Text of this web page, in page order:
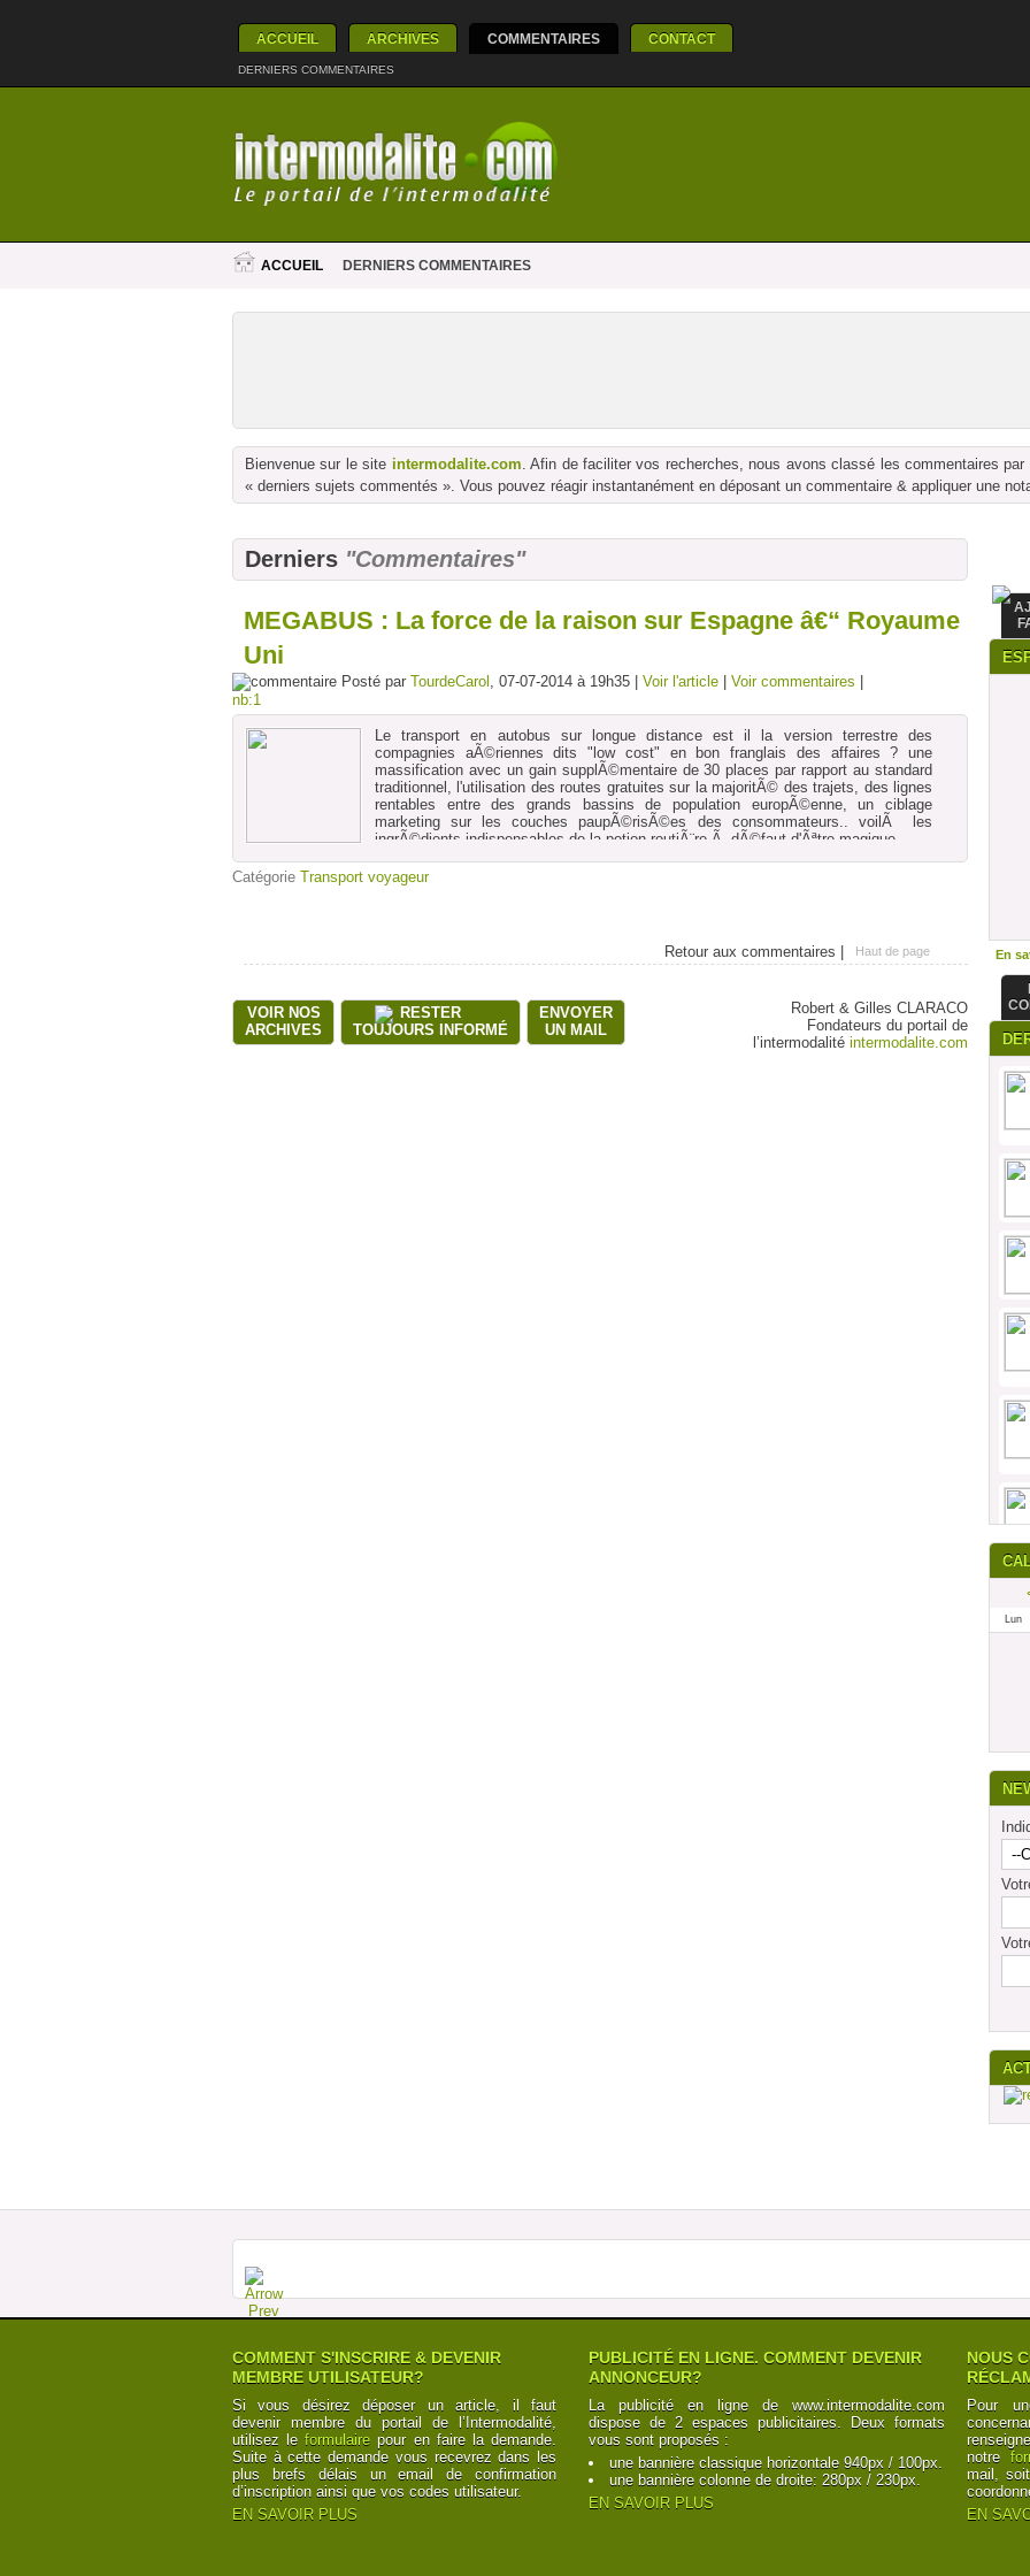
ACCUEIL ARCHIVES COMMENTAIRES CONTACT
DERNIERS COMMENTAIRES
ACCUEIL DERNIERS COMMENTAIRES
Bienvenue sur le site intermodalite.com. Afin de faciliter vos recherches, nous avons classé les commentaires
« derniers sujets commentés ». Vous pouvez réagir instantanément en déposant un commentaire & appliquer une
Derniers "Commentaires"
MEGABUS : La force de la raison sur Espagne â€“ Royaume
Uni
Posté par TourdeCarol , 07-07-2014 à 19h35 | Voir l'article Voir commentaires
nb:1
Le transport en autobus sur longue distance est il la version terrestre des
compagnies aÃ©riennes dits "low cost" en bon franglais des affaires ? une
massification avec un gain supplÃ©mentaire de 30 places par rapport au standard
traditionnel, l'utilisation des routes gratuites sur la majoritÃ© des trajets, des lignes
rentables entre des grands bassins de population europÃ©enne, un ciblage
marketing sur les couches paupÃ©risÃ©es des consommateurs.. voilÃ les
ingrÃ©dients indispensables de la potion routiÃ¨re Ã dÃ©faut d'Ãªtre magique.
Il ne manque plus que les petites villes versent des subventions pour obtenir des
arrÃªts de Megabus pour couronner le tout
Catégorie Transport voyageur
Haut de page
Retour aux commentaires |
VOIR NOS
ARCHIVES
RESTER
TOUJOURS INFORMÉ
ENVOYER
UN MAIL
Robert & Gilles CLARACO
Fondateurs du portail de
l’intermodalité intermodalite.com
En
Lun
COMMENT S'INSCRIRE & DEVENIR
MEMBRE UTILISATEUR?
Si vous désirez déposer un article, il faut
devenir membre du portail de l’Intermodalité,
utilisez leformulaire pour en faire la demande.
Suite à cette demande vous recevrez dans les
plus brefs délais un email de confirmation
d’inscription ainsi que vos codes utilisateur.
EN SAVOIR PLUS
PUBLICITÉ EN LIGNE. COMMENT DEVENIR
ANNONCEUR?
La publicité en ligne de www.intermodalite.com
dispose de 2 espaces publicitaires. Deux formats
vous sont proposés :
une bannière classique horizontale 940px / 100px.
une bannière colonne de droite: 280px / 230px.
EN SAVOIR PLUS
NOUS
Pour
notre
mail,
EN